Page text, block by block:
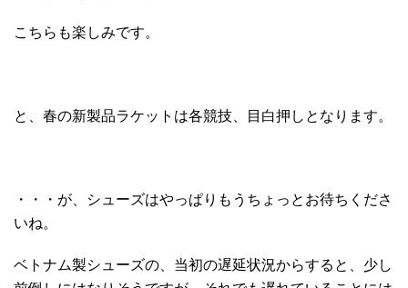
こちらも楽しみです。
と、春の新製品ラケットは各競技、目白押しとなります。
・・・が、シューズはやっぱりもうちょっとお待ちくださ
いね。
ベトナム製シューズの、当初の遅延状況からすると、少し